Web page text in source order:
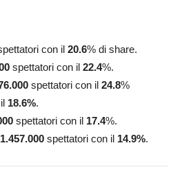
con il 20.6% di share.
spettatori con il 22.4%.
spettatori con il 24.8%
18.6%.
spettatori con il 17.4%.
1.457.000 spettatori con il 14.9%.